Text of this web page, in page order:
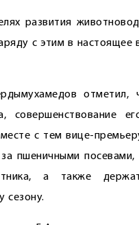
развития
с этим в настоящее
отметил,
совершенствование
с тем вице-
пшеничными
а также
сезону.